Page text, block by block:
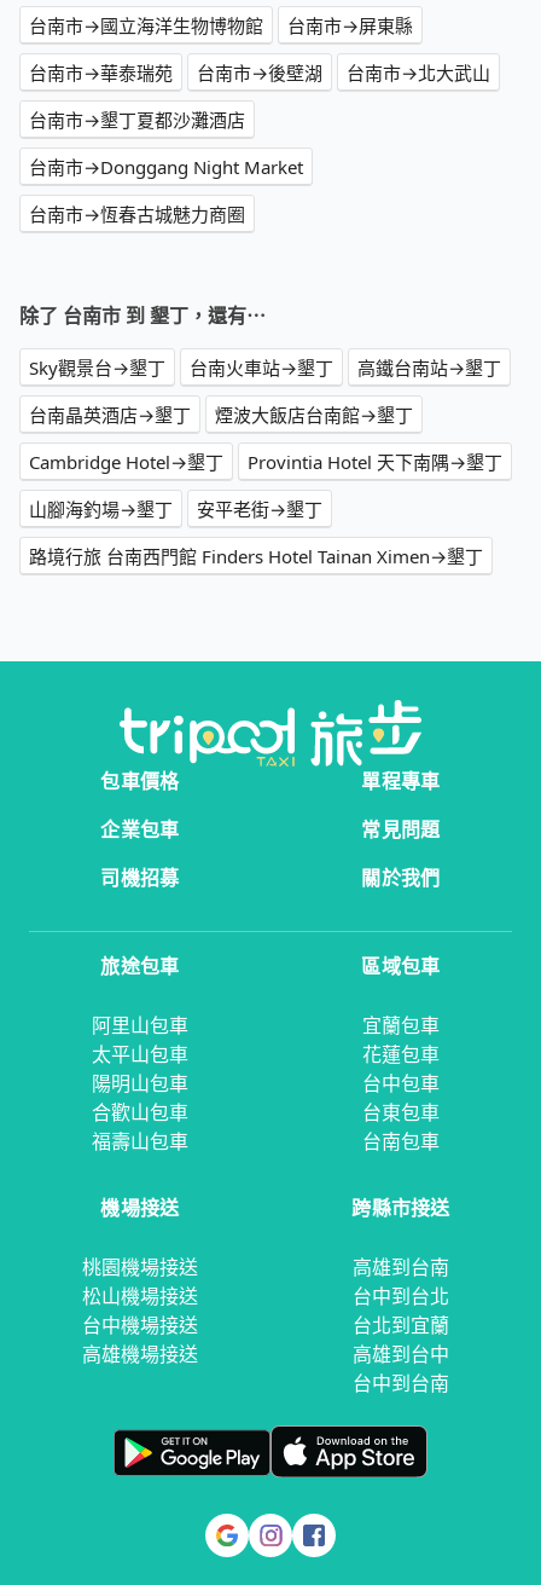
台南市→國立海洋生物博物館
台南市→屏東縣
台南市→華泰瑞苑
台南市→後壁湖
台南市→北大武山
台南市→墾丁夏都沙灘酒店
台南市→Donggang Night Market
台南市→恆春古城魅力商圈
除了 台南市 到 墾丁，還有⋯
Sky觀景台→墾丁 台南火車站→墾丁
高鐵台南站→墾丁
台南晶英酒店→墾丁
煙波大飯店台南館→墾丁
Cambridge Hotel→墾丁
Provintia Hotel 天下南隅→墾丁
山腳海釣場→墾丁
安平老街→墾丁
路境行旅 台南西門館 Finders Hotel Tainan Ximen→墾丁
包車價格
單程專車
企業包車
常見問題
司機招募
關於我們
旅途包車
阿里山包車
太平山包車
陽明山包車
合歡山包車
福壽山包車
區域包車
宜蘭包車
花蓮包車
台中包車
台東包車
台南包車
機場接送
桃園機場接送
松山機場接送
台中機場接送
高雄機場接送
跨縣市接送
高雄到台南
台中到台北
台北到宜蘭
高雄到台中
台中到台南